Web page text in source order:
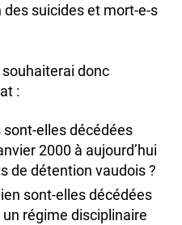
suicides et mort-e-s
donc
:
elles décédées
2000 à aujourd’hui
de détention vaudois ?
sont-elles décédées
régime disciplinaire